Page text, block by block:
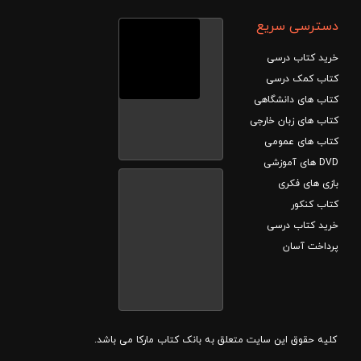
دسترسی سریع
خرید کتاب درسی
کتاب کمک درسی
کتاب های دانشگاهی
کتاب های زبان خارجی
کتاب های عمومی
DVD های آموزشی
بازی های فکری
کتاب کنکور
خرید کتاب درسی
پرداخت آسان
کلیه حقوق این سایت متعلق به بانک کتاب مارکا می باشد.